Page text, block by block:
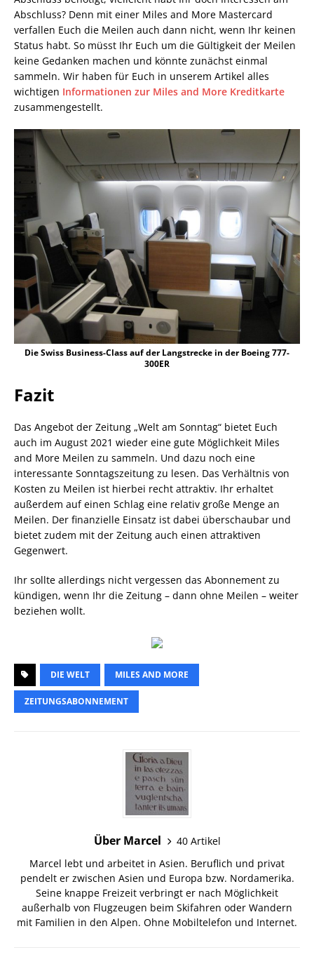
Abschluss? Denn mit einer Miles and More Mastercard
verfallen Euch die Meilen auch dann nicht, wenn Ihr keinen
Status habt. So müsst Ihr Euch um die Gültigkeit der Meilen
keine Gedanken machen und könnte zunächst einmal
sammeln. Wir haben für Euch in unserem Artikel alles
wichtigen Informationen zur Miles and More Kreditkarte
zusammengestellt.
Die Swiss Business-Class auf der Langstrecke in der Boeing 777-
300ER
Fazit
Das Angebot der Zeitung „Welt am Sonntag“ bietet Euch
auch im August 2021 wieder eine gute Möglichkeit Miles
and More Meilen zu sammeln. Und dazu noch eine
interessante Sonntagszeitung zu lesen. Das Verhältnis von
Kosten zu Meilen ist hierbei recht attraktiv. Ihr erhaltet
außerdem auf einen Schlag eine relativ große Menge an
Meilen. Der finanzielle Einsatz ist dabei überschaubar und
bietet zudem mit der Zeitung auch einen attraktiven
Gegenwert.
Ihr sollte allerdings nicht vergessen das Abonnement zu
kündigen, wenn Ihr die Zeitung – dann ohne Meilen – weiter
beziehen wollt.
DIE WELT MILES AND MORE
ZEITUNGSABONNEMENT
Über Marcel
40 Artikel
Marcel lebt und arbeitet in Asien. Beruflich und privat
pendelt er zwischen Asien und Europa bzw. Nordamerika.
Seine knappe Freizeit verbringt er nach Möglichkeit
außerhalb von Flugzeugen beim Skifahren oder Wandern
mit Familien in den Alpen. Ohne Mobiltelefon und Internet.